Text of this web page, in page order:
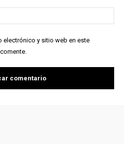
electrónico y sitio web en este